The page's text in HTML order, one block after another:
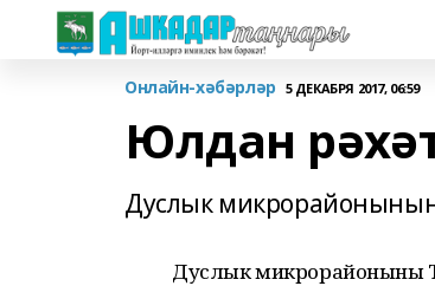
Онлайн-хәбәрләр 5 ДЕКАБРЯ 2017, 06:59
Юлдан
Дуслык
Дуслык